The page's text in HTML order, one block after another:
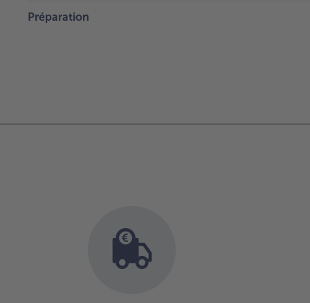
Préparation